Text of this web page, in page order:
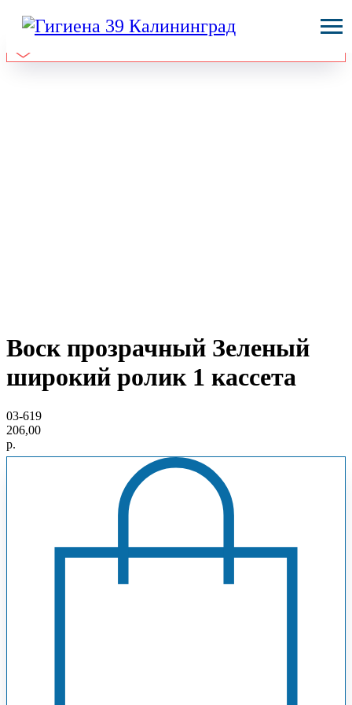
Воск прозрачный Зеленый
широкий ролик 1 кассета
03-619
206,00
р.